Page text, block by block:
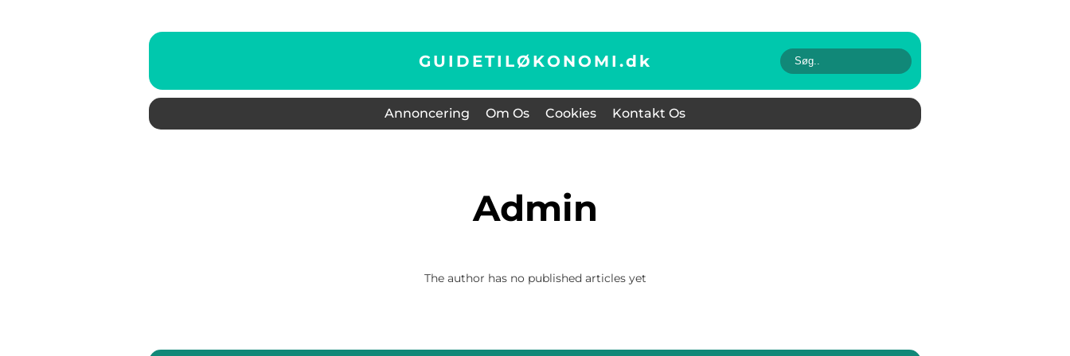
GUIDETILØKONOMI.dk
Annoncering Om Os Cookies Kontakt Os
admin
The author has no published articles yet